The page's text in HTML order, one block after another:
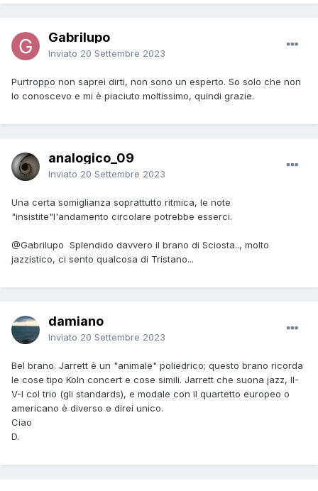
Gabrilupo
Inviato 20 Settembre 2023
Purtroppo non saprei dirti, non sono un esperto. So solo che non
lo conoscevo e mi è piaciuto moltissimo, quindi grazie.
analogico_09
Inviato 20 Settembre 2023
Una certa somiglianza soprattutto ritmica, le note
"insistite"l'andamento circolare potrebbe esserci.
@Gabrilupo Splendido davvero il brano di Sciosta.., molto
jazzistico, ci sento qualcosa di Tristano...
damiano
Inviato 20 Settembre 2023
Bel brano. Jarrett è un "animale" poliedrico; questo brano ricorda
le cose tipo Koln concert e cose simili. Jarrett che suona jazz, II-
V-I col trio (gli standards), e modale con il quartetto europeo o
americano è diverso e direi unico.
Ciao
D.